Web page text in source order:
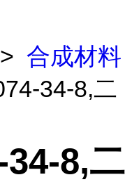
> 合成材料
34-8,二
8,二